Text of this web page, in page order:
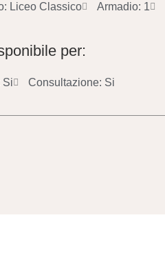
Liceo Classico Armadio: 1
per:
Si Consultazione: Si